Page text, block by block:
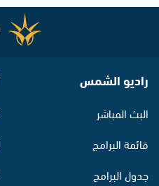
راديو الشمس
البث المباشر
قائمة البرامج
جدول البرامج